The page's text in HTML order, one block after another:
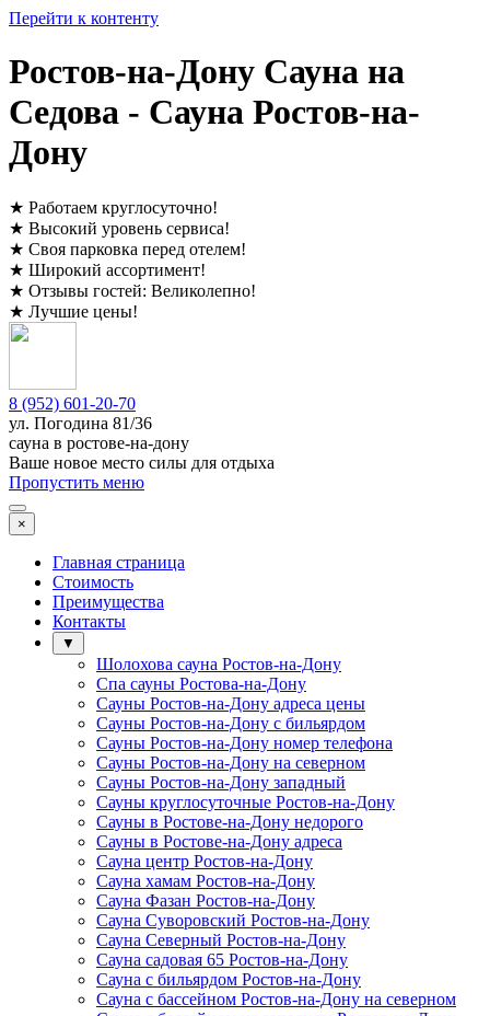
Перейти к контенту
Ростов-на-Дону Сауна на
Седова - Сауна Ростов-на-
Дону
★ Работаем круглосуточно!
★ Высокий уровень сервиса!
★ Своя парковка перед отелем!
★ Широкий ассортимент!
★ Отзывы гостей: Великолепно!
★ Лучшие цены!
8 (952) 601-20-70
ул. ​ Погодина 81/36
сауна в ростове-на-дону
Ваше новое место силы для отдыха
Пропустить меню
×
Главная страница
Стоимость
Преимущества
Контакты
▼
Шолохова сауна Ростов-на-Дону
Спа сауны Ростова-на-Дону
Сауны Ростов-на-Дону адреса цены
Сауны Ростов-на-Дону с бильярдом
Сауны Ростов-на-Дону номер телефона
Сауны Ростов-на-Дону на северном
Сауны Ростов-на-Дону западный
Сауны круглосуточные Ростов-на-Дону
Сауны в Ростове-на-Дону недорого
Сауны в Ростове-на-Дону адреса
Сауна центр Ростов-на-Дону
Сауна хамам Ростов-на-Дону
Сауна Фазан Ростов-на-Дону
Сауна Суворовский Ростов-на-Дону
Сауна Северный Ростов-на-Дону
Сауна садовая 65 Ростов-на-Дону
Сауна с бильярдом Ростов-на-Дону
Сауна с бассейном Ростов-на-Дону на северном